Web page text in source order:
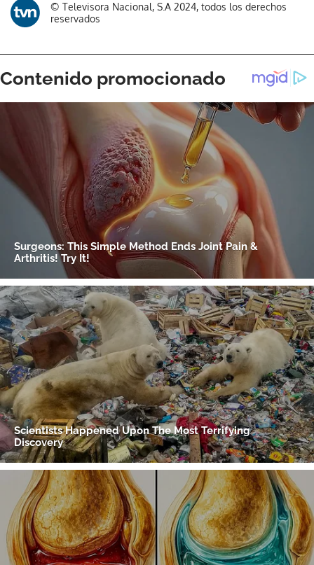
© Televisora Nacional, S.A 2024, todos los derechos
reservados